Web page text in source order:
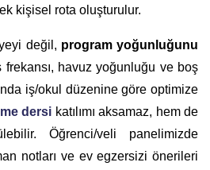
kişisel rota oluşturulur.
değil, program yoğunluğunu
frekansı, havuz yoğunluğu ve boş
iş/okul düzenine göre optimize
dersi katılımı aksamaz, hem de
Öğrenci/veli panelimizde
notları ve ev egzersizi önerileri